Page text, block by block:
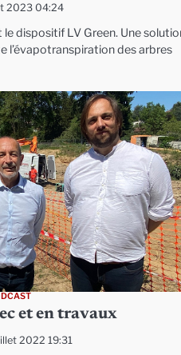
2023 04:24
dispositif LV Green. Une
l’évapotranspiration des arbres
et en travaux
2022 19:31